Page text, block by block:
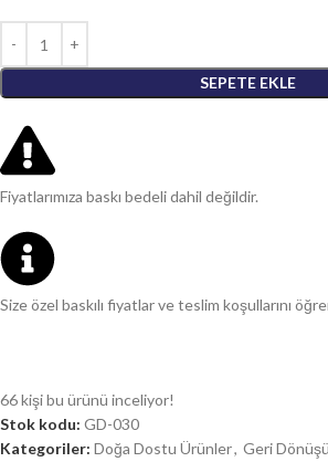
SEPETE EKLE
Fiyatlarımıza baskı bedeli dahil değildir.
Size özel baskılı fiyatlar ve teslim koşullarını
66kişi bu ürünü inceliyor!
Stok kodu: GD-030
Kategoriler: Doğa Dostu Ürünler, Geri